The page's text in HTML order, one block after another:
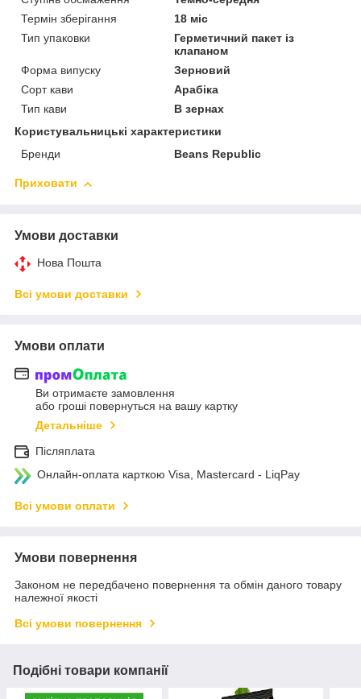
Термін зберігання
18 міс
Тип упаковки
Герметичний пакет із
клапаном
Форма випуску
Зерновий
Сорт кави
Арабіка
Тип кави
В зернах
Користувальницькі характеристики
Бренди
Beans Republic
Приховати
Умови доставки
Нова Пошта
Всі умови доставки
Умови оплати
Ви отримаєте замовлення
або гроші повернуться на вашу картку
Детальніше
Післяплата
Онлайн-оплата карткою Visa, Mastercard - LiqPay
Всі умови оплати
Умови повернення
Законом не передбачено повернення та обмін даного товару
належної якості
Всі умови повернення
Подібні товари компанії